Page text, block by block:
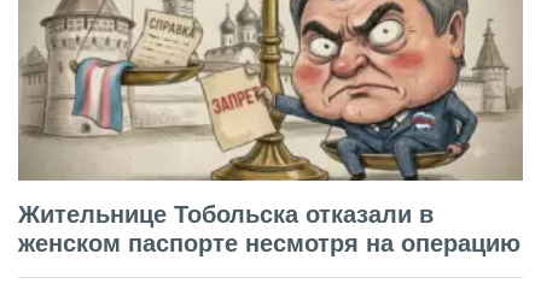
Жительнице Тобольска отказали в
женском паспорте несмотря на операцию